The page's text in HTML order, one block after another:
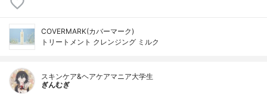
COVERMARK(カバーマーク)
トリートメント クレンジング ミルク
スキンケア&ヘアケアマニア大学生
ぎんむぎ